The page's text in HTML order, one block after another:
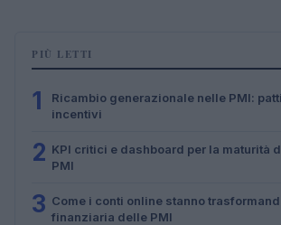
PIÙ LETTI
1
Ricambio generazionale nelle PMI:
incentivi
2 KPI critici e dashboard per la maturità
PMI
3 Come i conti online stanno
finanziaria delle PMI